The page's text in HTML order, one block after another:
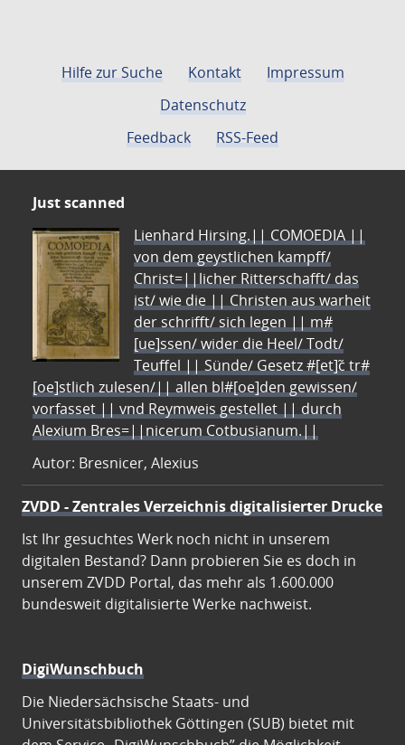
Hilfe zur Suche Kontakt
Impressum
Datenschutz
Feedback
RSS-Feed
Just scanned
Lienhard Hirsing.|| COMOEDIA ||
von dem geystlichen kampff/
Christ=||licher Ritterschafft/ das
ist/ wie die || Christen aus warheit
der schrifft/ sich legen || m#
[ue]ssen/ wider die Heel/ Todt/
Teuffel || Sünde/ Gesetz #[et]c̃ tr#
[oe]stlich zulesen/|| allen bl#[oe]den gewissen/
vorfasset || vnd Reymweis gestellet || durch
Alexium Bres=||nicerum Cotbusianum.||
Autor: Bresnicer, Alexius
ZVDD - Zentrales Verzeichnis digitalisierter Drucke
Ist Ihr gesuchtes Werk noch nicht in unserem
digitalen Bestand? Dann probieren Sie es doch in
unserem ZVDD Portal, das mehr als 1.600.000
bundesweit digitalisierte Werke nachweist.
DigiWunschbuch
Die Niedersächsische Staats- und
Universitätsbibliothek Göttingen (SUB) bietet mit